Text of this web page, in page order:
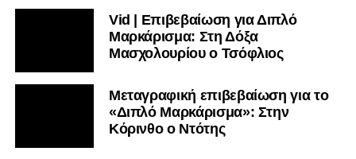
Vid | Επιβεβαίωση για Διπλό
Μαρκάρισμα: Στη Δόξα
Μασχολουρίου ο Τσόφλιος
Μεταγραφική επιβεβαίωση για το
«Διπλό Μαρκάρισμα»: Στην
Κόρινθο ο Ντότης